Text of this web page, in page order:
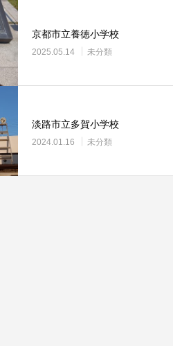
京都市立養徳小学校
2025.05.14 未分類
淡路市立多賀小学校
2024.01.16 未分類